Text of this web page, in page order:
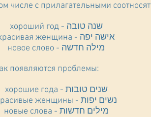
числе с прилагательными
хороший год - שנה טובה
красивая женщина - אישה יפה
новое слово - מילה חדשה
появляются проблемы:
хорошие года - שנים טובות
красивые женщины - נשים יפות
новые слова - מילים חדשות